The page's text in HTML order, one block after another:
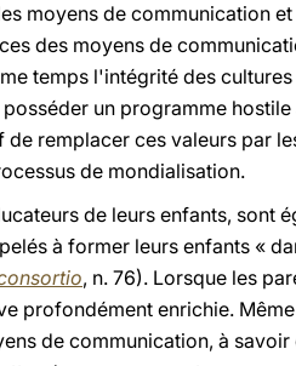
moyens de communication
des moyens de
temps l'intégrité des
un programme
remplacer ces valeurs par
de mondialisation.
de leurs enfants, sont
à former leurs enfants «
, n. 76). Lorsque les
profondément enrichie.
de communication, à